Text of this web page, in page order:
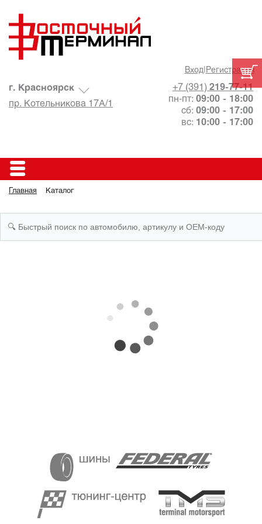
Вход| Регистрация
+7 (391) 219-77-11
пн-пт: 09:00 - 18:00
сб: 09:00 - 17:00
вс: 10:00 - 17:00
г. Красноярск
пр. Котельникова 17А/1
Главная Каталог